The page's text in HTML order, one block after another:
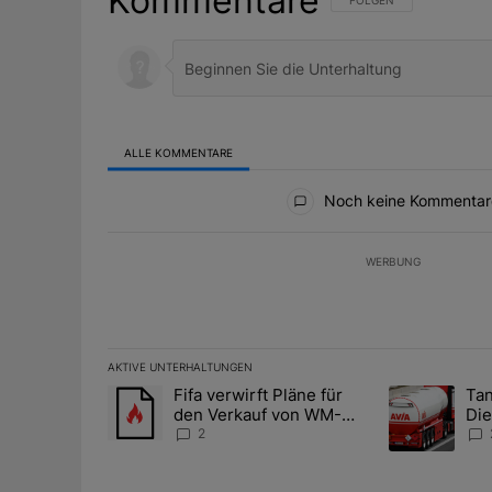
ALLE KOMMENTARE
Noch keine
WERBUNG
AKTIVE UNTERHALTUNGEN
Das Folgende ist eine Liste der am meisten
Ein Trendartikel mit dem Titel "Fifa verwirft Pläne für
Fifa verwirft Pläne für
den Verkauf von WM-
Anteilen
2
Ein